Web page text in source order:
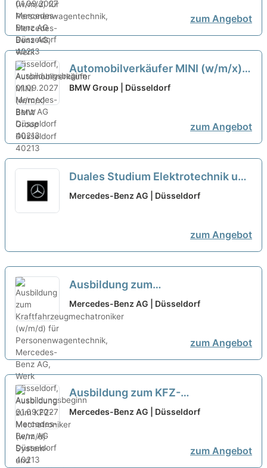
Mercedes-Benz AG, Werkzum Angebot
Automobilverkäufer MINI (w/m/x)
neu
BMW Group | Düsseldorf
zum Angebot
Duales Studium Elektrotechnik und
Informationstechnik/Automation
Mercedes-Benz AG | Düsseldorf
zum Angebot
Ausbildung zum
Kraftfahrzeugmechatroniker
(w/m/d) für
Mercedes-Benz AG, Werk
Mercedes-Benz AG | Düsseldorf
zum Angebot
Ausbildung zum KFZ-
Mechatroniker (w/m/d) System-
und Hochvolttechnik, Mercedes-
Ausbildungsbeginn 01.09.2027 neu
Mercedes-Benz AG | Düsseldorf
zum Angebot